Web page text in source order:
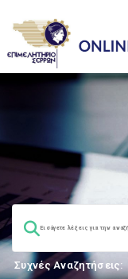
Συχνές Αναζητήσεις: